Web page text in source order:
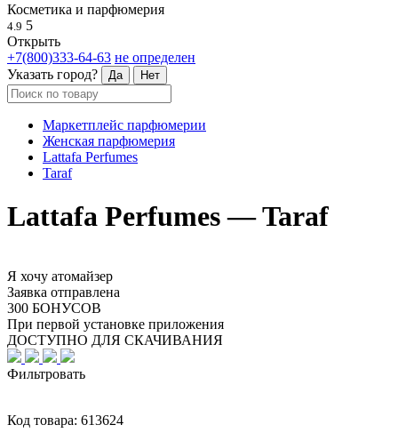
Косметика и парфюмерия
4.9 5
Открыть
+7(800)333-64-63 не определен
Указать город?
Да Нет
Маркетплейс парфюмерии
Женская парфюмерия
Lattafa Perfumes
Taraf
Lattafa Perfumes — Taraf
Я хочу атомайзер
Заявка отправлена
300 БОНУСОВ
При первой установке приложения
ДОСТУПНО ДЛЯ СКАЧИВАНИЯ
Фильтровать
Код товара: 613624